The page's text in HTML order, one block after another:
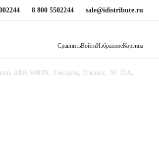
8 800 5502244 sale@idistribute.ru
СравнитьВойтиИзбранноеКорзина
ABB S803N, 3 модуль, D класс, 3P, 20А,